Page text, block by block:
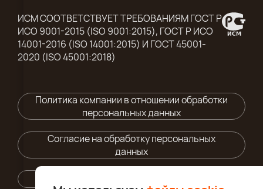
ИСМ СООТВЕТСТВУЕТ ТРЕБОВАНИЯМ ГОСТ Р
ИСО 9001-2015 (ISO 9001:2015), ГОСТ Р ИСО
14001-2016 (ISO 14001:2015) И ГОСТ 45001-
2020 (ISO 45001:2018)
Политика компании в отношении обработки
персональных данных
Согласие на обработку персональных
данных